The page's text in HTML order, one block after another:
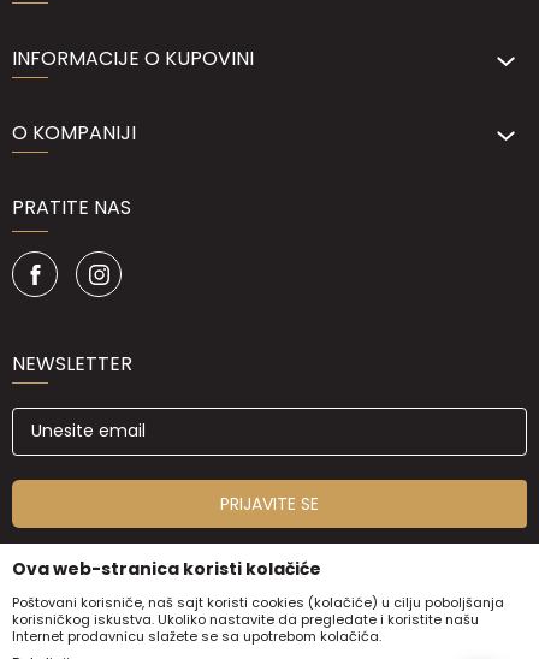
INFORMACIJE O KUPOVINI
O KOMPANIJI
PRATITE NAS
NEWSLETTER
PRIJAVITE SE
Ova web-stranica koristi kolačiće
Poštovani korisniče, naš sajt koristi cookies (kolačiće) u cilju poboljšanja
korisničkog iskustva. Ukoliko nastavite da pregledate i koristite našu
Internet prodavnicu slažete se sa upotrebom kolačića.